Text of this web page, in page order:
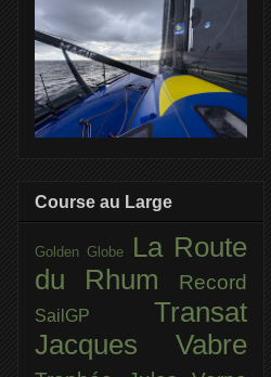
Course au Large
Golden Globe
La Route
du Rhum
Record
SailGP Transat
Jacques Vabre